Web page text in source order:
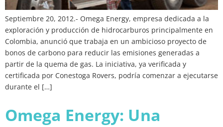
Septiembre 20, 2012.- Omega Energy, empresa dedicada a la
exploración y producción de hidrocarburos principalmente en
Colombia, anunció que trabaja en un ambicioso proyecto de
bonos de carbono para reducir las emisiones generadas a
partir de la quema de gas. La iniciativa, ya verificada y
certificada por Conestoga Rovers, podría comenzar a ejecutarse
durante el […]
Omega Energy: Una